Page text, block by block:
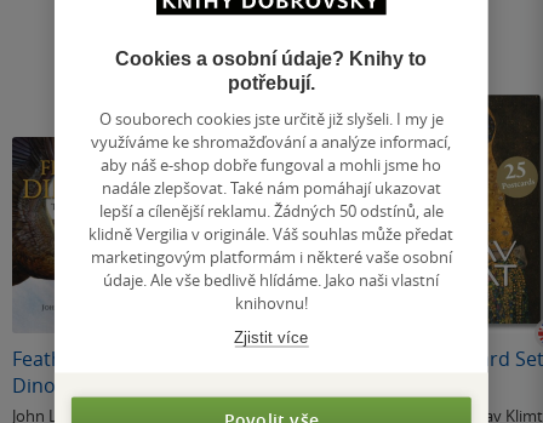
Feathered
Dinosaurs
John Long
Nedostupné
John Long
Klimt: Postcard Set
Gustav Klimt
Cookies a osobní údaje? Knihy to
potřebují.
O souborech cookies jste určitě již slyšeli. I my je
využíváme ke shromažďování a analýze informací,
aby náš e-shop dobře fungoval a mohli jsme ho
nadále zlepšovat. Také nám pomáhají ukazovat
lepší a cílenější reklamu. Žádných 50 odstínů, ale
klidně Vergilia v originále. Váš souhlas může předat
marketingovým platformám i některé vaše osobní
údaje. Ale vše bedlivě hlídáme. Jako naši vlastní
knihovnu!
Zjistit více